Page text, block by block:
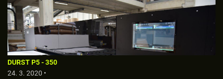
DURST P5 - 350
24. 3. 2020 •